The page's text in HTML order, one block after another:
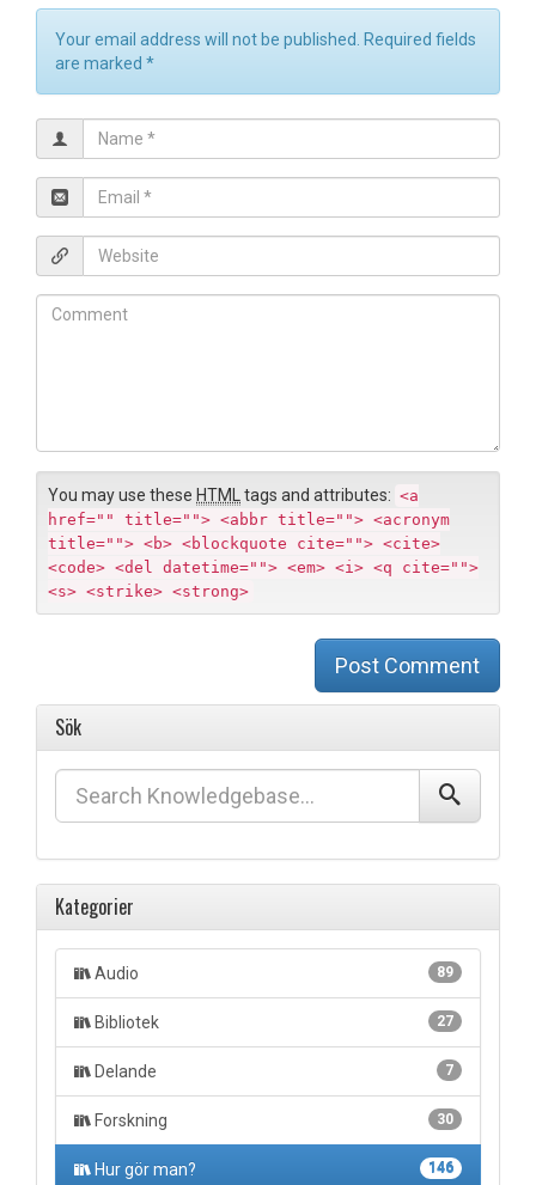
Your email address will not be published. Required fields
are marked *
a
e
*
m
i
l
e
b
t
You may use these HTMLtags and attributes: <a
href="" title=""> <abbr title=""> <acronym
title=""> <b> <blockquote cite=""> <cite>
<code> <del datetime=""> <em> <i> <q cite="">
<s> <strike> <strong>
Post Comment
Sök
Kategorier
89
Audio
27
Bibliotek
7
Delande
30
Forskning
146
Hur gör man?